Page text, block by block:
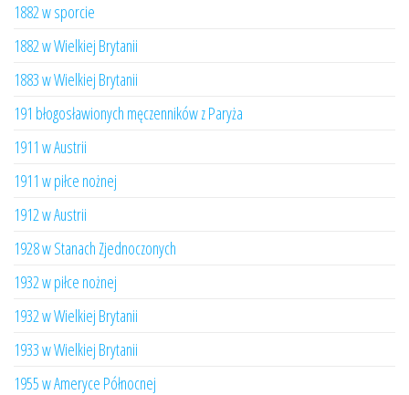
1882 w sporcie
1882 w Wielkiej Brytanii
1883 w Wielkiej Brytanii
191 błogosławionych męczenników z Paryża
1911 w Austrii
1911 w piłce nożnej
1912 w Austrii
1928 w Stanach Zjednoczonych
1932 w piłce nożnej
1932 w Wielkiej Brytanii
1933 w Wielkiej Brytanii
1955 w Ameryce Północnej